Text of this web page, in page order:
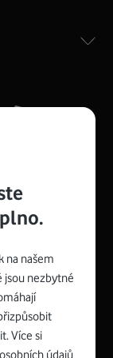
rozměry 21
stojánku)
připojení Wi-
na našem
jsou nezbytné
Více si
údajů